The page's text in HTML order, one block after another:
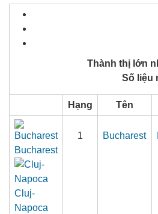
Thành thị lớn
Số liệu
Hạng Tên
Bucharest
Cluj-
Napoca
1 Bucharest